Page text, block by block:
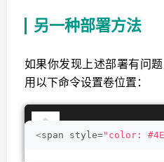
另一种部署方法
如果你发现上述部署有问
用以下命令设置卷位置：
<span style="color: